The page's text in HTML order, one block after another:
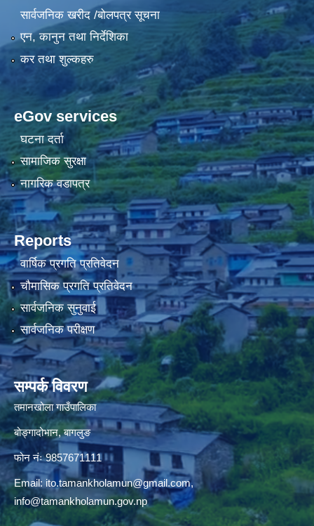
सार्वजनिक खरीद /बोलपत्र सूचना
एन, कानुन तथा निर्देशिका
कर तथा शुल्कहरु
eGov services
घटना दर्ता
सामाजिक सुरक्षा
नागरिक वडापत्र
Reports
वार्षिक प्रगति प्रतिवेदन
चौमासिक प्रगति प्रतिवेदन
सार्वजनिक सुनुवाई
सार्वजनिक परीक्षण
सम्पर्क विवरण
तमानखोला गाउँपालिका
बोङ्गादोभान, बागलुङ
फोन नंः 9857671111
Email: ito.tamankholamun@gmail.com,
info@tamankholamun.gov.np